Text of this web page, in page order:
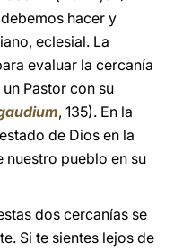
hacer y
eclesial. La
evaluar la cercanía
Pastor con su
, 135). En la
de Dios en la
nuestro pueblo en su
dos cercanías se
Si te sientes lejos de